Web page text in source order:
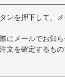
ンを押下して、
にメールでお知ら
文を確定するもの